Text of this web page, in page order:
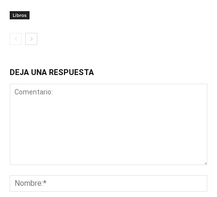
Libros
DEJA UNA RESPUESTA